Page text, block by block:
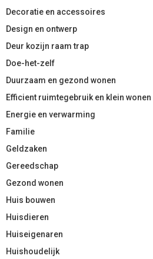
Decoratie en accessoires
Design en ontwerp
Deur kozijn raam trap
Doe-het-zelf
Duurzaam en gezond wonen
Efficient ruimtegebruik en klein wonen
Energie en verwarming
Familie
Geldzaken
Gereedschap
Gezond wonen
Huis bouwen
Huisdieren
Huiseigenaren
Huishoudelijk